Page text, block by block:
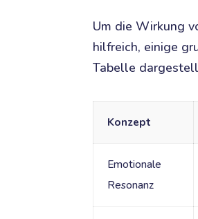
Um die Wirkung
hilfreich, einige
Tabelle
Konzept
Emotionale
Resonanz